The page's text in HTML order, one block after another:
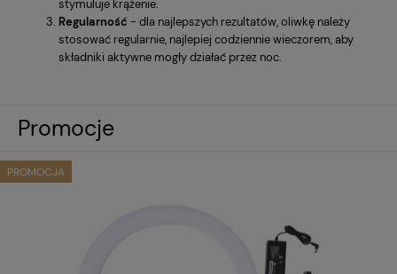
stymuluje krążenie.
Regularność - dla najlepszych rezultatów, oliwkę należy
stosować regularnie, najlepiej codziennie wieczorem, aby
składniki aktywne mogły działać przez noc.
Promocje
PROMOCJA